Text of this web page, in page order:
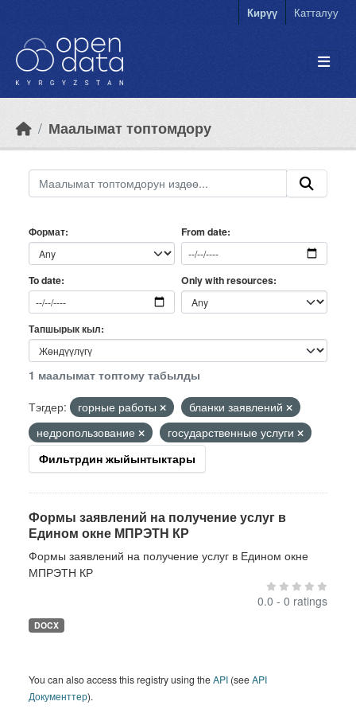
Кирүү Катталуу
Маалымат топтомдору
Формат From date
To date Only with resources
Тапшырык кыл
1 маалымат топтому табылды
Тэгдер:
горные работы
бланки заявлений
недропользование
государственные услуги
Фильтрдин жыйынтыктары
Формы заявлений на получение услуг в
Едином окне МПРЭТН КР
Формы заявлений на получение услуг в Едином окне
МПРЭТН КР
0.0 - 0 ratings
DOCX
You can also access this registry using theAPI (seeAPI
Документтер).